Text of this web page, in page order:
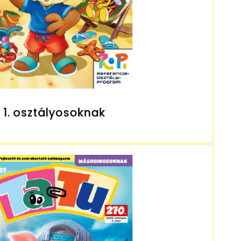
1. osztályosoknak